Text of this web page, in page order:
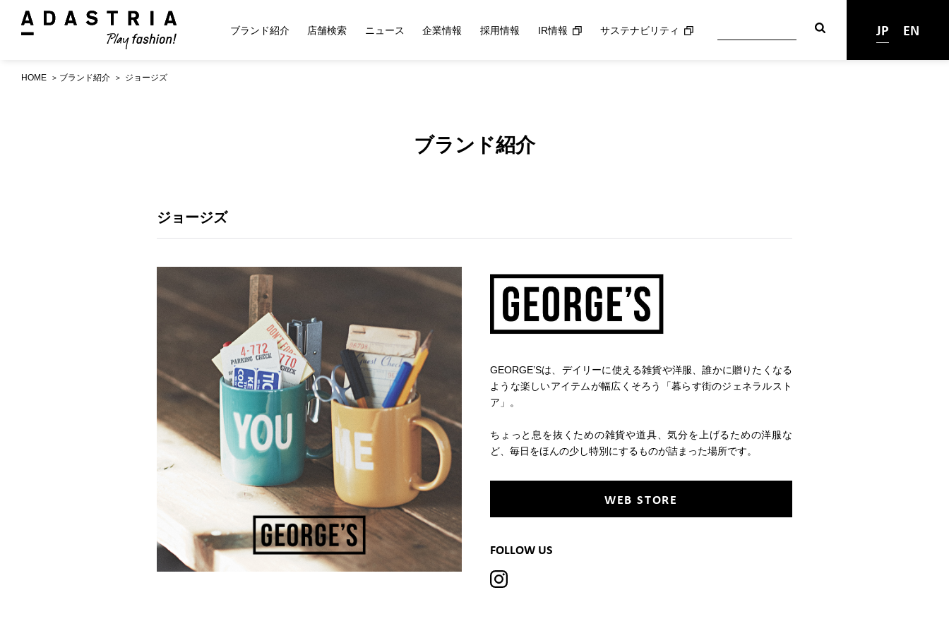
ブランド紹介 店舗検索 ニュース 企業情報 採用情報 IR情報 サステナビリティ JP EN
HOME ブランド紹介 ジョージズ
ブランド紹介
ジョージズ
GEORGE’Sは、デイリーに使える雑貨や洋服、誰かに贈りたくなる
ような楽しいアイテムが幅広くそろう「暮らす街のジェネラルスト
ア」。
ちょっと息を抜くための雑貨や道具、気分を上げるための洋服な
ど、毎日をほんの少し特別にするものが詰まった場所です。
WEB STORE
FOLLOW US